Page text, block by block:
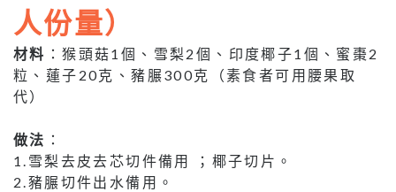
人份量）
材料 ：猴頭菇1個、雪梨2個、印度椰子1個、蜜棗2
粒、蓮子20克、豬𦟌300克（素食者可用腰果取
代）
做法 ：
1.雪梨去皮去芯切件備用 ；椰子切片。
2.豬𦟌切件出水備用。